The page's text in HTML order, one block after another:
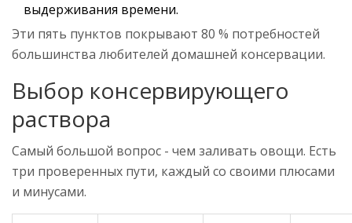
выдерживания времени.
Эти пять пунктов покрывают 80 % потребностей
большинства любителей домашней консервации.
Выбор консервирующего
раствора
Самый большой вопрос - чем заливать овощи. Есть
три проверенных пути, каждый со своими плюсами
и минусами.